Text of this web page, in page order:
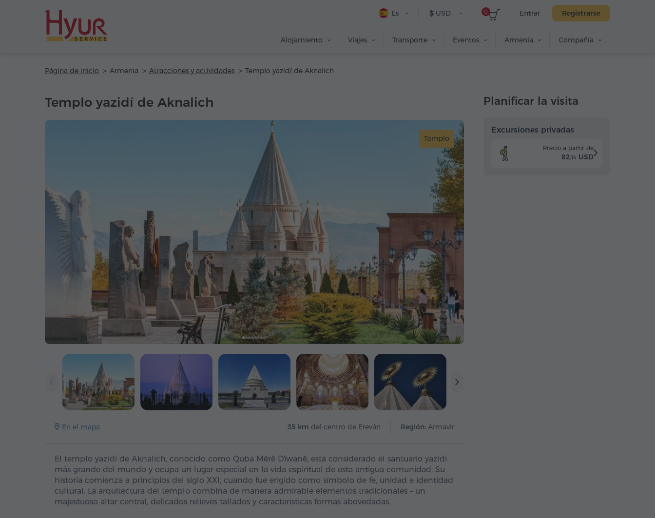
Entrar Registrarse
0
$ USD
Es
Alojamiento Viajes Transporte Eventos Armenia Compañía
Página de inicio Armenia Atracciones y actividades Templo yazidí de Aknalich
Templo yazidí de Aknalich
Templo
En el mapa 35 km del centro de Ereván Región: Armavir
El templo yazidí de Aknalich, conocido como Quba Mêrê Dîwanê, está considerado el santuario yazidí
más grande del mundo y ocupa un lugar especial en la vida espiritual de esta antigua comunidad. Su
historia comienza a principios del siglo XXI, cuando fue erigido como símbolo de fe, unidad e identidad
cultural. La arquitectura del templo combina de manera admirable elementos tradicionales – un
majestuoso altar central, delicados relieves tallados y características formas abovedadas.
Planificar la visita
Excursiones privadas
Precio a partir de
82.14 USD